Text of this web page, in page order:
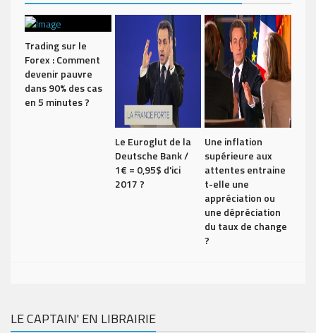
Trading sur le
Forex : Comment
devenir pauvre
dans 90% des cas
en 5 minutes ?
Le Euroglut de la
Deutsche Bank /
1€ = 0,95$ d'ici
2017 ?
Une inflation
supérieure aux
attentes entraine
t-elle une
appréciation ou
une dépréciation
du taux de change
?
LE CAPTAIN' EN LIBRAIRIE